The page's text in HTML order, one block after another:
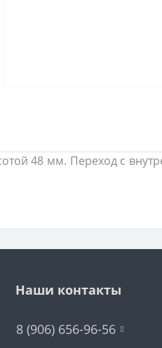
48 мм. Переход с
Наши контакты
8 (906) 656-96-56